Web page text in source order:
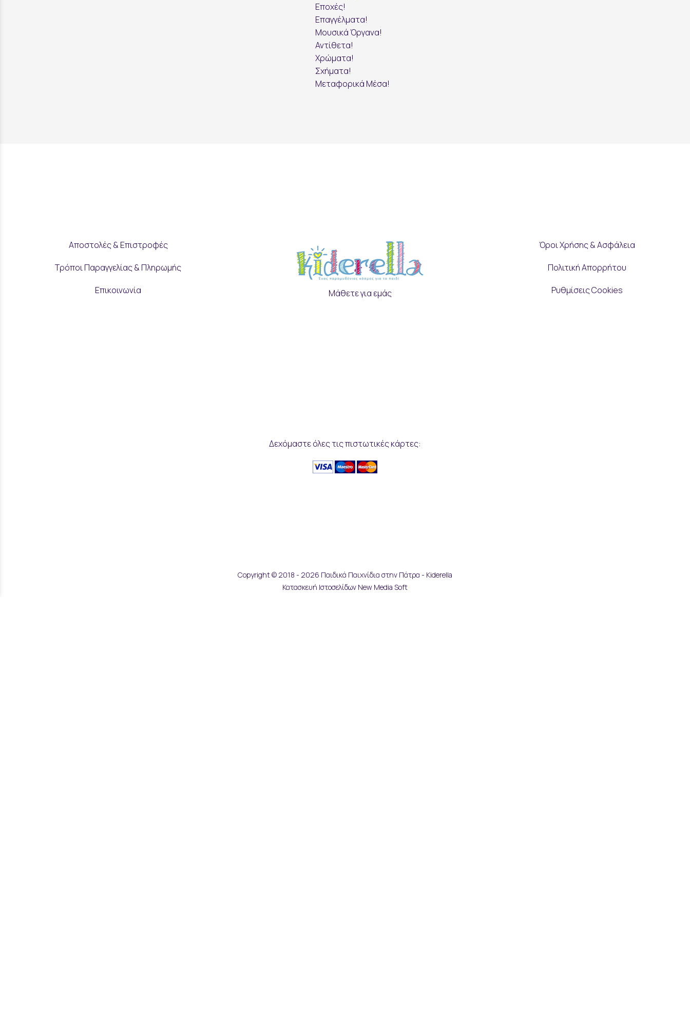
Εποχές!
Επαγγέλματα!
Μουσικά Όργανα!
Αντίθετα!
Χρώματα!
Σχήματα!
Μεταφορικά Μέσα!
Αποστολές & Επιστροφές
Τρόποι Παραγγελίας & Πληρωμής
Επικοινωνία Μάθετε για εμάς
Όροι Χρήσης & Ασφάλεια
Πολιτική Απορρήτου
Ρυθμίσεις Cookies
Δεχόμαστε όλες τις πιστωτικές κάρτες:
Copyright © 2018 - 2026 Παιδικά Παιχνίδια στην Πάτρα - Kiderella
Κατασκευή Ιστοσελίδων New Media Soft